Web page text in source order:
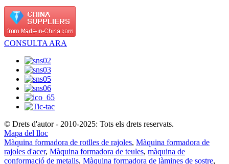
CONSULTA ARA
© Drets d'autor - 2010-2025: Tots els drets reservats.
Mapa del lloc
Màquina formadora de rotlles de rajoles, Màquina formadora de
rajoles d'acer, Màquina formadora de teules, màquina de
conformació de metalls, Màquina formadora de làmines de sostre,